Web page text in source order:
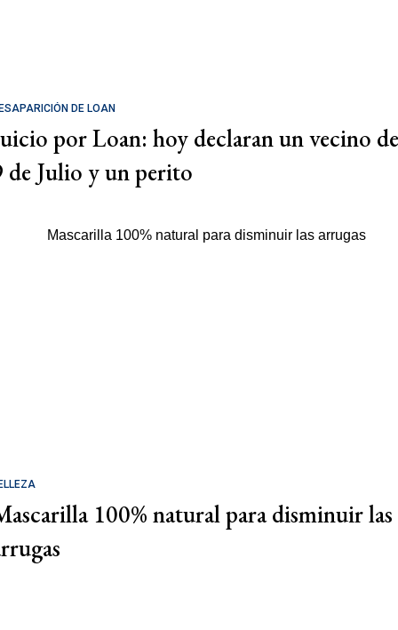
DE LOAN
por Loan: hoy declaran un vecino de
de Julio y un perito
100% natural para disminuir las